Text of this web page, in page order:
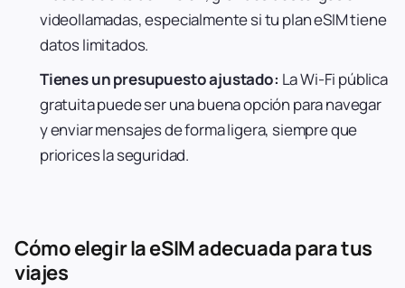
videollamadas, especialmente si tu plan eSIM tiene
datos limitados.
Tienes un presupuesto ajustado: La Wi-Fi pública
gratuita puede ser una buena opción para navegar
y enviar mensajes de forma ligera, siempre que
priorices la seguridad.
Cómo elegir la eSIM adecuada para tus
viajes